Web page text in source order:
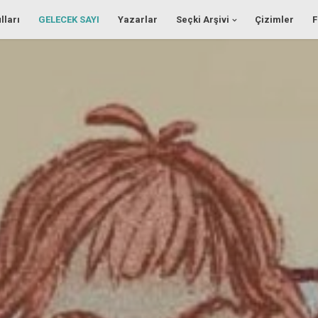
GELECEK SAYI Yazarlar Seçki Arşivi Çizimler